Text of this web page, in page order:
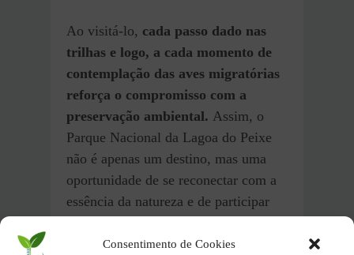
Consentimento de Cookies
Ao visitá-lo, cada passo dado nas
trilhas e logo, a cada momento de
contemplação das aves migratórias
reforça o compromisso com a
preservação ambiental. Assim, o
Parque Nacional da Lagoa do Peixe
não é apenas um destino, mas uma
oportunidade de se reconectar com a
essência da natureza e de participar